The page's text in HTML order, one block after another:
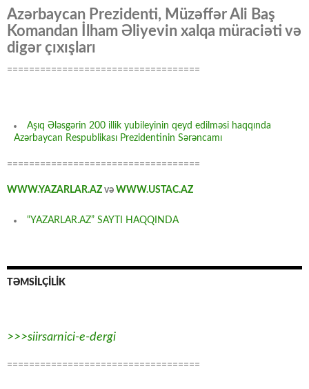
Azərbaycan Prezidenti, Müzəffər Ali Baş
Komandan İlham Əliyevin xalqa müraciəti və
digər çıxışları
===================================
Aşıq Ələsgərin 200 illik yubileyinin qeyd edilməsi haqqında
Azərbaycan Respublikası Prezidentinin Sərəncamı
===================================
WWW.YAZARLAR.AZ və WWW.USTAC.AZ
“YAZARLAR.AZ” SAYTI HAQQINDA
TƏMSİLÇİLİK
>>>siirsarnici-e-dergi
===================================